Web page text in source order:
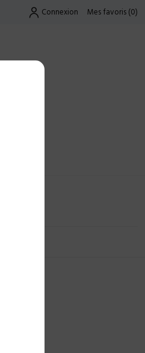
Connexion Mes favoris(0)